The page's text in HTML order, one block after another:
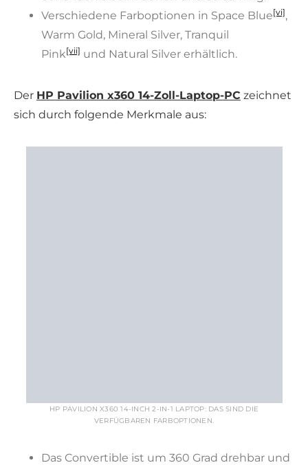
Verschiedene Farboptionen in Space Blue[vi],
Warm Gold, Mineral Silver, Tranquil
Pink[vii] und Natural Silver erhältlich.
Der HP Pavilion x360 14-Zoll-Laptop-PC zeichnet
sich durch folgende Merkmale aus:
HP PAVILION X360 14-INCH 2-IN-1 LAPTOP: DAS SIND DIE
VERFÜGBAREN FARBOPTIONEN.
Das Convertible ist um 360 Grad drehbar und